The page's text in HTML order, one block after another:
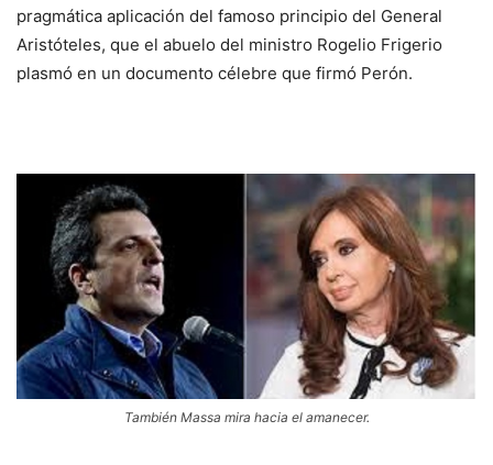
pragmática aplicación del famoso principio del General
Aristóteles, que el abuelo del ministro Rogelio Frigerio
plasmó en un documento célebre que firmó Perón.
También Massa mira hacia el amanecer.